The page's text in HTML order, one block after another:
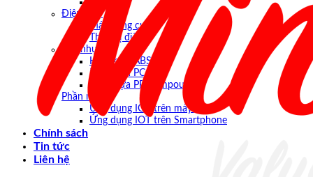
Điện máy
Máy công cụ
Thiết bị điện
Hạt nhựa
Hạt nhựa ABS
Hạt nhựa PC
Hạt nhựa PP Compound
Phần mềm
Ứng dụng IOT trên máy tính
Ứng dụng IOT trên Smartphone
Chính sách
Tin tức
Liên hệ